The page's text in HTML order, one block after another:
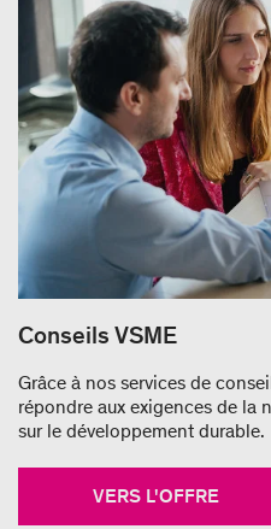
Conseils VSME
Grâce à nos services de
répondre aux exigences de la
sur le développement durable.
VERS L'OFFRE